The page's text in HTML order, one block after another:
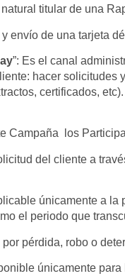
natural titular de una
envío de una tarjeta
”: Es el canal
hacer solicitudes
certificados, etc).
Campaña los
del cliente a
únicamente a
el periodo que
pérdida, robo o
únicamente